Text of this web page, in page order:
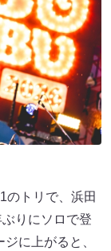
のトリで、浜田
りにソロで登
に上がると、